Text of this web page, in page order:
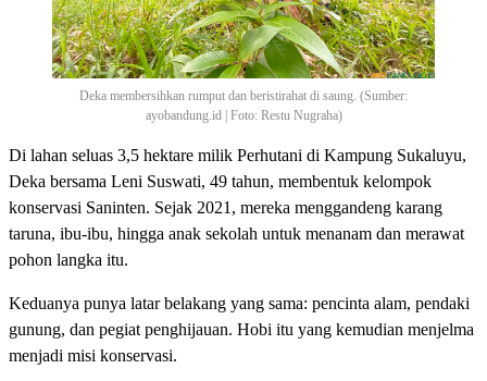
Deka membersihkan rumput dan beristirahat di saung. (Sumber:
ayobandung.id | Foto: Restu Nugraha)
Di lahan seluas 3,5 hektare milik Perhutani di Kampung Sukaluyu,
Deka bersama Leni Suswati, 49 tahun, membentuk kelompok
konservasi Saninten. Sejak 2021, mereka menggandeng karang
taruna, ibu-ibu, hingga anak sekolah untuk menanam dan merawat
pohon langka itu.
Keduanya punya latar belakang yang sama: pencinta alam, pendaki
gunung, dan pegiat penghijauan. Hobi itu yang kemudian menjelma
menjadi misi konservasi.